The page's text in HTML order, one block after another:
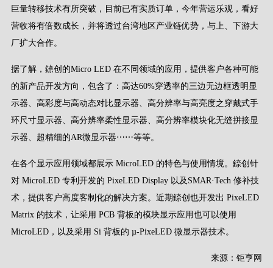
巨量转移技术有所突破，目前已有实质订单，今年营运乐观，看好
营收将有倍数成长，并将透过台湾地区产业链优势，与上、下游大
厂扩大合作。
据了解，錼创的Micro LED 在不同领域的应用，提供客户各种可能
的新产品开发方向，包含了：高达60%穿透率的三边无边框透明显
示器、高彩度与高动态对比显示器、高分辨率与高亮度之穿戴式手
环尺寸显示器、高分辨率柔性显示器、高分辨率模块化无缝拼接显
示器、超精细的AR微显示器⋯⋯等等。
在各个显示应用领域都展示 MicroLED 的特色与使用情境。錼创针
对 MicroLED 专利开发的 PixeLED Display 以及SMAR·Tech 修补技
术，提供客户高度客制化的解决方案。近期錼创也开发出 PixeLED
Matrix 的技术，让采用 PCB 背板的模块显示应用也可以使用
MicroLED，以及采用 Si 背板的 µ-PixeLED 微显示器技术。
来源：钜亨网